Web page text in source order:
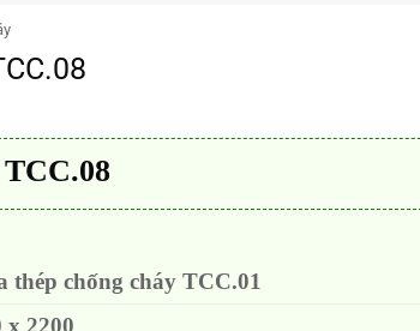
thép chống cháy TCC.01
x 2200